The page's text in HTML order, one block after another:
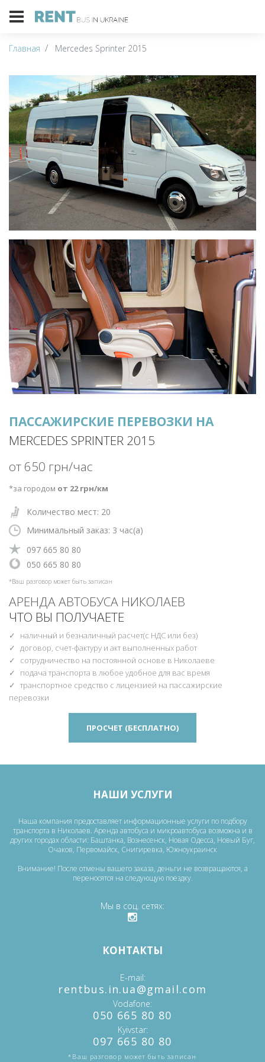
Главная Mercedes Sprinter 2015
ПАССАЖИРСКИЕ ПЕРЕВОЗКИ НА
MERCEDES SPRINTER 2015
от 650 грн/час
*за городом от 22 грн/км
Количество мест: 20
Минимальный заказ: 3 час(а)
‎097 665 80 80
‎‎050 665 80 80
*Ваш разговор может быть записан
АРЕНДА АВТОБУСА НИКОЛАЕВ
ЧТО ВЫ ПОЛУЧАЕТЕ
наличный и безналичный расчет(с НДС или без)
договор, счет-фактуру и акт выполненных работ
сотрудничество на постоянной основе в Николаеве
подача транспорта в любое удобное для вас время
транспортное средство с лицензией на пассажирские
перевозки
ПРОСЧЕТ (БЕСПЛАТНО)
НАШИ УСЛУГИ
Наша компания предоставляет информационные услуги по подбору
транспорта в Николаев. Аренда автобуса и микроавтобуса возможна и в
других городах области: Баштанка, Вознесенск, Новая Одесса, Новый Буг,
Очаков, Первомайск, Снигиревка, Южноукраинск
Внимание! После отмены вашего заказа, деньги не возвращаются, а
переносятся на следующую поездку.
Мы в соц. сетях
КОНТАКТЫ
E-mail
‎rentbus.in.ua@gmail.com
Vodafone
‎‎050 665 80 80
Kyivstar
‎097 665 80 80
*Ваш разговор может быть записан